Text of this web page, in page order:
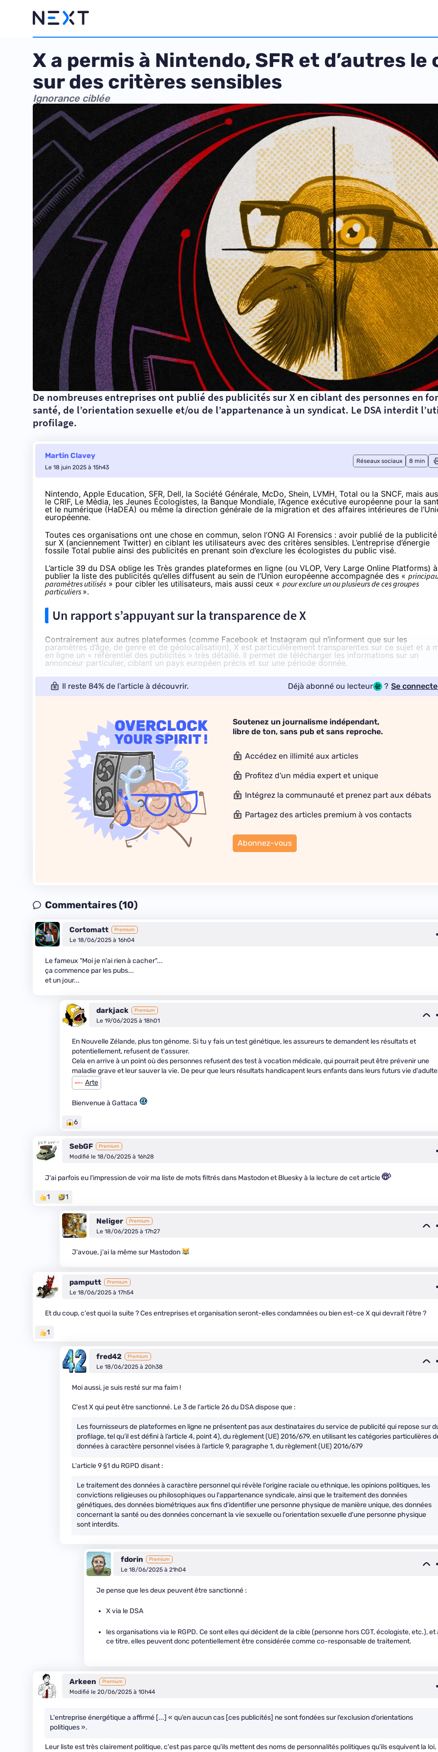
X a permis à Nintendo, SFR et d’autres
sur des critères sensibles
Ignorance ciblée
De nombreuses entreprises ont publié des publicités sur X en ciblant des personnes en
santé, de l’orientation sexuelle et/ou de l’appartenance à un syndicat. Le DSA interdit
profilage.
Martin Clavey
Le 18 juin 2025 à 15h43
Réseaux sociaux 8 min
Nintendo, Apple Education, SFR, Dell, la Société Générale, McDo, Shein, LVMH, Total ou la SNCF, mais
le CRIF, Le Média, les Jeunes Écologistes, la Banque Mondiale, l’Agence exécutive européenne pour la
et le numérique (HaDEA) ou même la direction générale de la migration et des affaires intérieures de
européenne.
Toutes ces organisations ont une chose en commun, selon l’ONG AI Forensics : avoir publié de la publicité
sur X (anciennement Twitter) en ciblant les utilisateurs avec des critères sensibles. L’entreprise d’énergie
fossile Total publie ainsi des publicités en prenant soin d’exclure les écologistes du public visé.
L’article 39 du DSA oblige les Très grandes plateformes en ligne (ou VLOP, Very Large Online Platforms) à
publier la liste des publicités qu’elles diffusent au sein de l’Union européenne accompagnée des «
paramètres utilisés » pour cibler les utilisateurs, mais aussi ceux « pour exclure un ou plusieurs de ces groupes
particuliers ».
Un rapport s’appuyant sur la transparence de X
Contrairement aux autres plateformes (comme Facebook et Instagram qui n’informent que sur les
paramètres d’âge, de genre et de géolocalisation), X est particulièrement transparentes sur ce sujet et a
en ligne un « référentiel des publicités » très détaillé. Il permet de télécharger les informations sur un
annonceur particulier, ciblant un pays européen précis et sur une période donnée.
Il reste 84% de l'article à découvrir. Déjà abonné ou lecteur ? Se
Soutenez un journalisme indépendant,
libre de ton, sans pub et sans reproche.
Accédez en illimité aux articles
Profitez d'un média expert et unique
Intégrez la communauté et prenez part aux débats
Partagez des articles premium à vos contacts
Abonnez-vous
Commentaires (10)
Cortomatt Premium
Le 18/06/2025 à 16h04
Le fameux "Moi je n'ai rien à cacher"...
ça commence par les pubs...
et un jour...
darkjack Premium
Le 19/06/2025 à 18h01
En Nouvelle Zélande, plus ton génome. Si tu y fais un test génétique, les assureurs te demandent les résultats et
potentiellement, refusent de t'assurer.
Cela en arrive à un point où des personnes refusent des test à vocation médicale, qui pourrait peut être prévenir une
maladie grave et leur sauver la vie. De peur que leurs résultats handicapent leurs enfants dans leurs futurs vie
Arte
Bienvenue à Gattaca
6
SebGF Premium
Modifié le 18/06/2025 à 16h28
J'ai parfois eu l'impression de voir ma liste de mots filtrés dans Mastodon et Bluesky à la lecture de cet article
1 1
Neliger Premium
Le 18/06/2025 à 17h27
J'avoue, j'ai la même sur Mastodon
pamputt Premium
Le 18/06/2025 à 17h54
Et du coup, c'est quoi la suite ? Ces entreprises et organisation seront-elles condamnées ou bien est-ce X qui devrait l'être ?
1
fred42 Premium
Le 18/06/2025 à 20h38
Moi aussi, je suis resté sur ma faim !
C'est X qui peut être sanctionné. Le 3 de l'article 26 du DSA dispose que :
Les fournisseurs de plateformes en ligne ne présentent pas aux destinataires du service de publicité qui repose sur
profilage, tel qu’il est défini à l’article 4, point 4), du règlement (UE) 2016/679, en utilisant les catégories particulières
données à caractère personnel visées à l’article 9, paragraphe 1, du règlement (UE) 2016/679
L'article 9 §1 du RGPD disant :
Le traitement des données à caractère personnel qui révèle l'origine raciale ou ethnique, les opinions politiques, les
convictions religieuses ou philosophiques ou l'appartenance syndicale, ainsi que le traitement des données
génétiques, des données biométriques aux fins d'identifier une personne physique de manière unique, des données
concernant la santé ou des données concernant la vie sexuelle ou l'orientation sexuelle d'une personne physique
sont interdits.
fdorin Premium
Le 18/06/2025 à 21h04
Je pense que les deux peuvent être sanctionné :
X via le DSA
les organisations via le RGPD. Ce sont elles qui décident de la cible (personne hors CGT, écologiste, etc.), et
ce titre, elles peuvent donc potentiellement être considérée comme co-responsable de traitement.
Arkeen Premium
Modifié le 20/06/2025 à 10h44
L'entreprise énergétique a affirmé [...] « qu’en aucun cas [ces publicités] ne sont fondées sur l’exclusion d’orientations
politiques ».
Leur liste est très clairement politique, c'est pas parce qu'ils mettent des noms de personnalités politiques qu'ils esquivent la loi,